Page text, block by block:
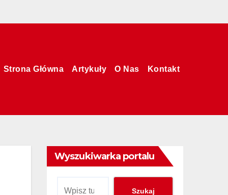
Strona Główna Artykuły O Nas Kontakt
Wyszukiwarka portalu
Szukaj Szukaj